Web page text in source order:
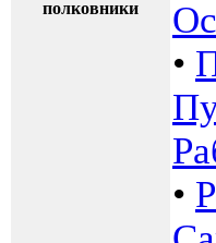
полковники
•
•